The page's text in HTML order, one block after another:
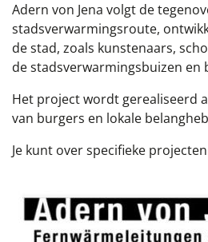
Adern von Jena volgt de
stadsverwarmingsroute,
de stad, zoals kunstenaars,
de stadsverwarmingsbuizen en
Het project wordt gerealiseerd
van burgers en lokale
Je kunt over specifieke